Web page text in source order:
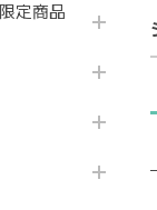
定商品